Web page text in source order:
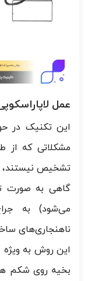
عمل
این تکنیک در
مشکلاتی که از
تشخیص نیستند،
گاهی به صورت
می‌شود) به
ناهنجاری‌های
این روش به ویژه
بخیه روی شکم